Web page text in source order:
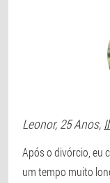
Leonor, 25 Anos,
Após o divórcio, eu
um tempo muito